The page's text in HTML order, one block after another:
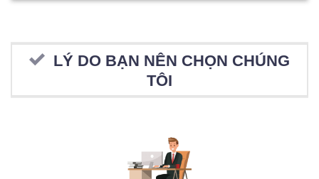
LÝ DO BẠN NÊN CHỌN CHÚNG
TÔI